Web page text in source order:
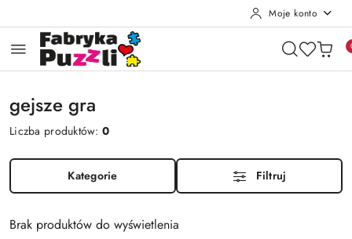
Moje konto
gejsze gra
Liczba produktów:0
Kategorie Filtruj
Brak produktów do wyświetlenia